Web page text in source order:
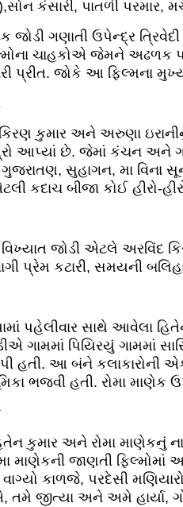
કંસારી, પાતળી પરમાર,
જોડી ગણાતી ઉપેન્દ્ર
ચાહકોએ જેમને
પ્રીત. જોકે આ ફિલ્મના
કિરણ કુમાર અને અરુણા
આપ્યાં છે. જેમાં કંચન અને
ગુજરાતણ, સુહાગન, મા
બીજા કોઈ હીરો-
જોડી એટલે અરવિંદ
પ્રેમ કટારી, સમયની
પહેલીવાર સાથે આવેલા
ગામમાં પિયિરયું ગામમાં
હતી. આ બંને કલાકારોની
ભજવી હતી. રોમા માણેક
કુમાર અને રોમા
માણેકની જાણતી ફિલ્મોમાં
કાળજે, પરદેસી
તમે જીત્યા અને અમે હાર્યા,